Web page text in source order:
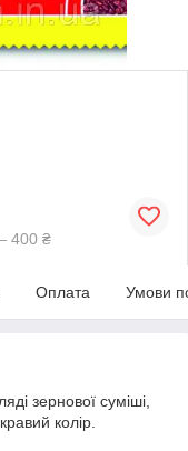
400 ₴
Оплата Умови
зернової суміші,
колір.